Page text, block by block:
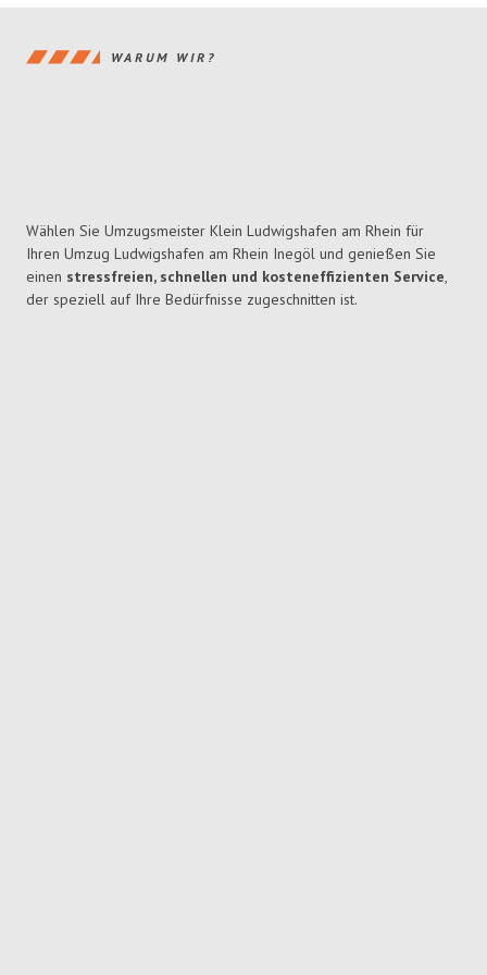
WARUM WIR?
Wählen Sie Umzugsmeister Klein Ludwigshafen am Rhein für
Ihren Umzug Ludwigshafen am Rhein Inegöl und genießen Sie
einen stressfreien, schnellen und kosteneffizienten Service,
der speziell auf Ihre Bedürfnisse zugeschnitten ist.